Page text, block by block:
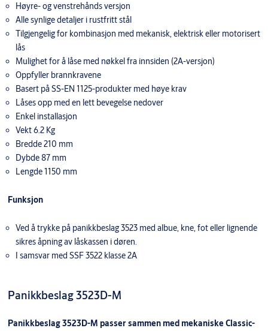
Høyre- og venstrehånds versjon
Alle synlige detaljer i rustfritt stål
Tilgjengelig for kombinasjon med mekanisk, elektrisk eller motorisert
lås
Mulighet for å låse med nøkkel fra innsiden (2A-versjon)
Oppfyller brannkravene
Basert på SS-EN 1125-produkter med høye krav
Låses opp med en lett bevegelse nedover
Enkel installasjon
Vekt 6.2 Kg
Bredde 210 mm
Dybde 87 mm
Lengde 1150 mm
Funksjon
Ved å trykke på panikkbeslag 3523 med albue, kne, fot eller lignende
sikres åpning av låskassen i døren.
I samsvar med SSF 3522 klasse 2A
Panikkbeslag 3523D-M
Panikkbeslag 3523D-M passer sammen med mekaniske Classic-